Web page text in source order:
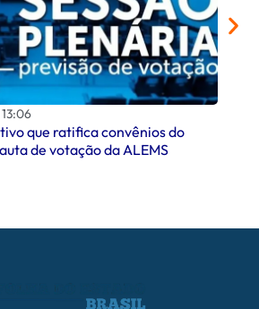
13:06
que ratifica convênios do
de votação da ALEMS